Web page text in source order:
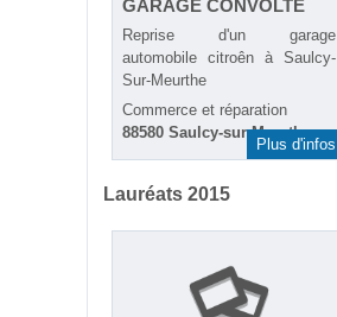
GARAGE CONVOLTE
Reprise d'un garage
automobile citroên à Saulcy-
Sur-Meurthe
Commerce et réparation
88580 Saulcy-sur-Meurthe
Plus d'infos
Lauréats 2015